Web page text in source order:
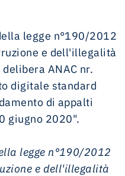
legge n°190/2012
e dell'illegalità
ANAC nr.
digitale standard
di appalti
giugno 2020".
legge n°190/2012
e dell'illegalità